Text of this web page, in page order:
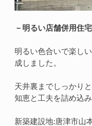
－明るい店舗併用住
明るい色合いで楽し
成しました。
天井裏までしっかり
知恵と工夫を詰め込み
新築建設地:唐津市山